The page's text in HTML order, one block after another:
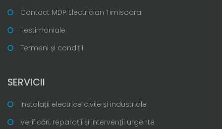
Contact MDP Electrician Timisoara
Testimoniale
Termeni și condiții
SERVICII
Instalații electrice civile și industriale
Verificări, reparații și intervenții urgente